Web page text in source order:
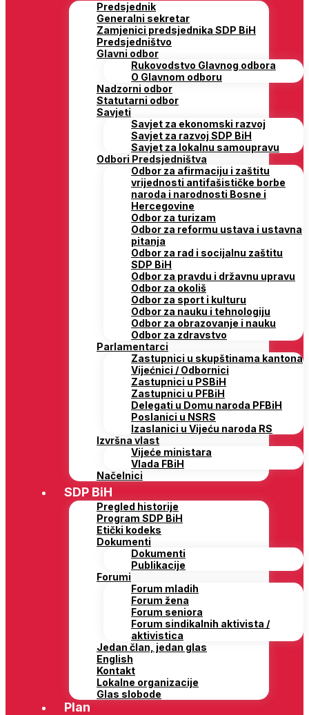
Predsjednik
Generalni sekretar
Zamjenici predsjednika SDP BiH
Predsjedništvo
Glavni odbor
Rukovodstvo Glavnog odbora
O Glavnom odboru
Nadzorni odbor
Statutarni odbor
Savjeti
Savjet za ekonomski razvoj
Savjet za razvoj SDP BiH
Savjet za lokalnu samoupravu
Odbori Predsjedništva
Odbor za afirmaciju i zaštitu
vrijednosti antifašističke borbe
naroda i narodnosti Bosne i
Hercegovine
Odbor za turizam
Odbor za reformu ustava i ustavna
pitanja
Odbor za rad i socijalnu zaštitu
SDP BiH
Odbor za pravdu i državnu upravu
Odbor za okoliš
Odbor za sport i kulturu
Odbor za nauku i tehnologiju
Odbor za obrazovanje i nauku
Odbor za zdravstvo
Parlamentarci
Zastupnici u skupštinama kantona
Vijećnici / Odbornici
Zastupnici u PSBiH
Zastupnici u PFBiH
Delegati u Domu naroda PFBiH
Poslanici u NSRS
Izaslanici u Vijeću naroda RS
Izvršna vlast
Vijeće ministara
Vlada FBiH
Načelnici
SDP BiH
Pregled historije
Program SDP BiH
Etički kodeks
Dokumenti
Dokumenti
Publikacije
Forumi
Forum mladih
Forum žena
Forum seniora
Forum sindikalnih aktivista /
aktivistica
Jedan član, jedan glas
English
Kontakt
Lokalne organizacije
Glas slobode
Plan